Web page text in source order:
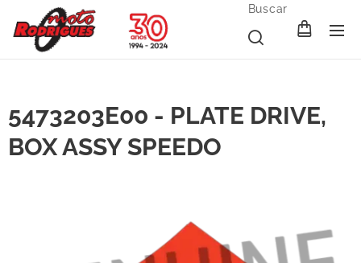
Buscar
5473203E00 - PLATE DRIVE,
BOX ASSY SPEEDO